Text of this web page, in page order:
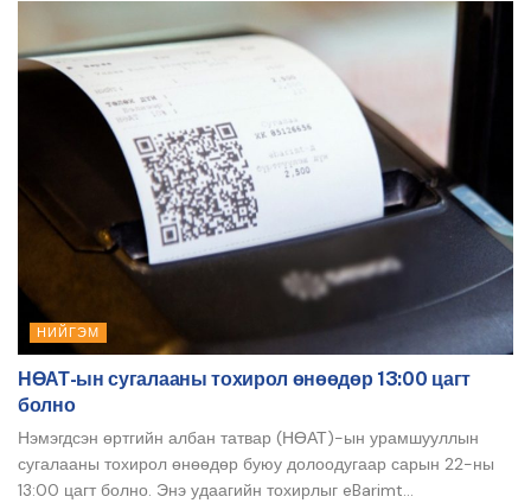
НИЙГЭМ
НӨАТ-ын сугалааны тохирол өнөөдөр 13:00 цагт
болно
Нэмэгдсэн өртгийн албан татвар (НӨАТ)-ын урамшууллын
сугалааны тохирол өнөөдөр буюу долоодугаар сарын 22-ны
13:00 цагт болно. Энэ удаагийн тохирлыг eBarimt...